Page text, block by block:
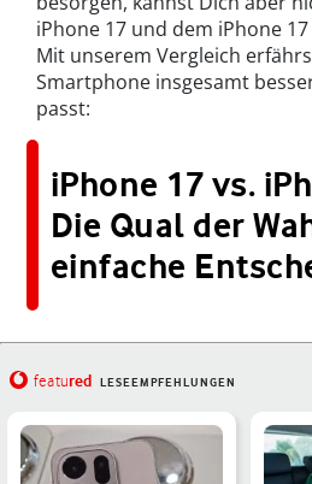
iPhone 17 und dem iPhone
Mit unserem Vergleich
Smartphone insgesamt
passt:
iPhone 17 vs.
Die Qual der
einfache
featured LESEEMPFEHLUNGEN